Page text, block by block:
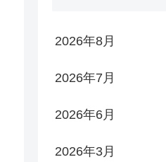
2026年8月
2026年7月
2026年6月
2026年3月